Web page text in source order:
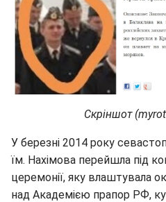
Скріншот
У березні 2014 року
їм. Нахімова перейшла під
церемонії, яку влаштувала
над Академією прапор РФ,